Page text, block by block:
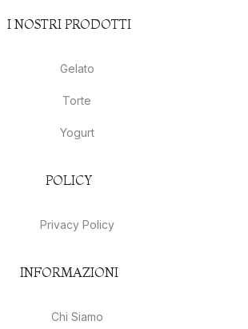
I NOSTRI PRODOTTI
Gelato
Torte
Yogurt
POLICY
Privacy Policy
INFORMAZIONI
Chi Siamo